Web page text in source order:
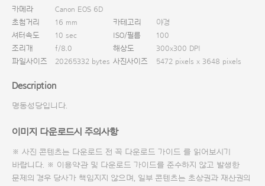
카메라
Canon EOS 6D
초첨거리
16 mm 카테고리
야경
셔터속도
10 sec ISO/필름
100
조리개
f/8.0 해상도
300x300 DPI
파일사이즈
20265332 bytes 사진사이즈 5472 pixels x 3648 pixels
Description
명동성당입니다.
이미지 다운로드시 주의사항
※ 사진 콘텐츠는 다운로드 전 꼭 다운로드 가이드 를 읽어보시기
바랍니다. ※ 이용약관 및 다운로드 가이드를 준수하지 않고 발생한
문제의 경우 당사가 책임지지 않으며, 일부 콘텐츠는 초상권과 재산권의